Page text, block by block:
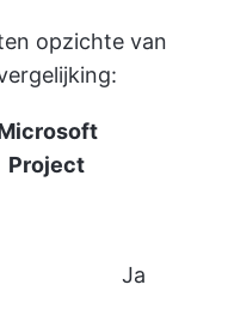
opzichte van
Project
Ja